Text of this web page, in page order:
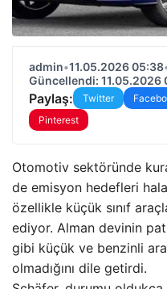
admin•11.05.2026 05:38
Güncellendi: 11.05.2026
Paylaş: Twitter
Pinterest
Otomotiv sektöründe
de emisyon hedefleri
özellikle küçük sınıf
ediyor. Alman devinin
gibi küçük ve benzinli
olmadığını dile getirdi.